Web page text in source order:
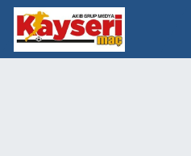
EĞİTİM
Nöbetçi Eczaneler